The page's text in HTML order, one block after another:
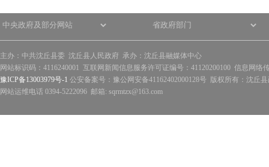
主办：中共沈丘县委 沈丘县人民政府 承办：沈丘县融媒体中心
网站标识码：4116240001 互联网新闻信息服务许可证编号：41120200100 信息网络
豫ICP备13003979号-1 公安备案号：豫公网安备41162402000128号 版权所有：沈丘
网站运维电话 0394-5222096 邮箱: sqrmtzx@163.com